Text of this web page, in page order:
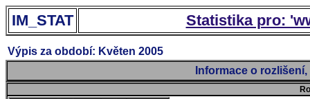
IM_STAT Statistika pro:
Výpis za období: Květen 2005
Informace o